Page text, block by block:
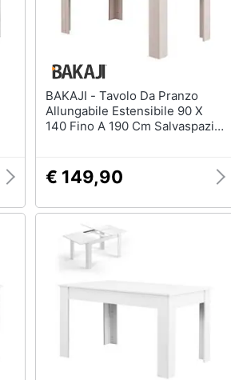
BAKAJI - Tavolo Da Pranzo
Allungabile Estensibile 90 X
140 Fino A 190 Cm Salvaspazio
€ 149,90